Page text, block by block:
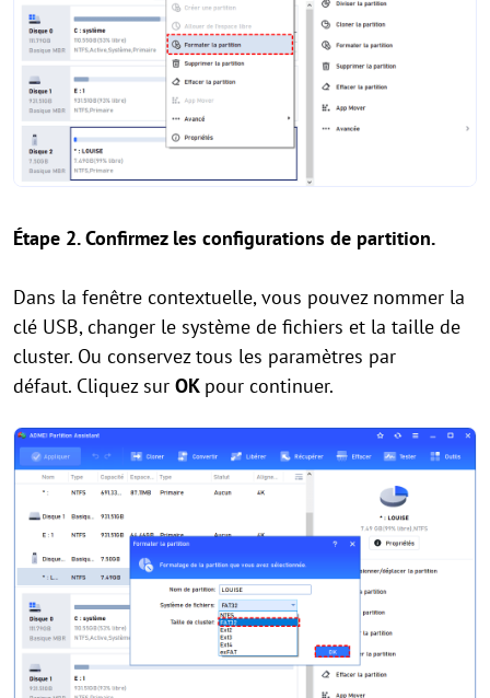
Étape 2. Confirmez les configurations de partition.
Dans la fenêtre contextuelle, vous pouvez nommer la
clé USB, changer le système de fichiers et la taille de
cluster. Ou conservez tous les paramètres par
défaut. Cliquez sur OK pour continuer.